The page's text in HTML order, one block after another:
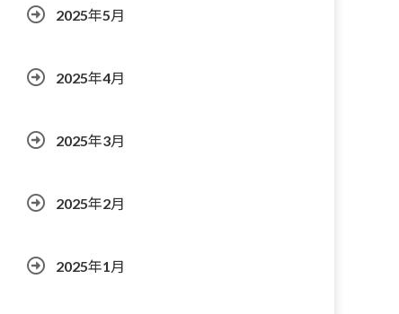
2025年5月
2025年4月
2025年3月
2025年2月
2025年1月